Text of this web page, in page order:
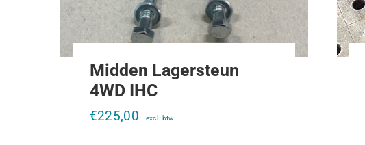
Midden Lagersteun
4WD IHC
€225,00
Kuilwals CP2900
€8.750,00